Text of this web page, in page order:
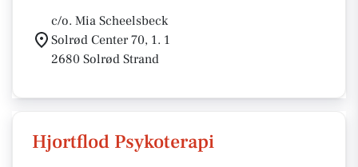
c/o. Mia Scheelsbeck
Solrød Center 70, 1. 1
2680 Solrød Strand
Hjortflod Psykoterapi